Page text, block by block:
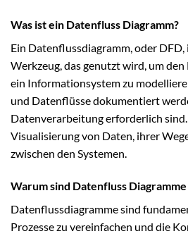
Was ist ein Datenfluss Diagramm?
Ein Datenflussdiagramm, oder DFD,
Werkzeug, das genutzt wird, um
ein Informationsystem zu
und Datenflüsse dokumentiert
Datenverarbeitung erforderlich
Visualisierung von Daten, ihrer
zwischen den Systemen.
Warum sind Datenfluss
Datenflussdiagramme sind
Prozesse zu vereinfachen und die